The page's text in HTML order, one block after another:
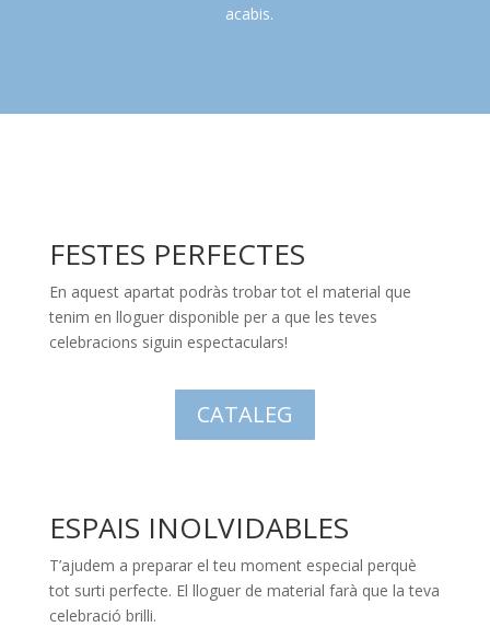
acabis.
FESTES PERFECTES
En aquest apartat podràs trobar tot el material que
tenim en lloguer disponible per a que les teves
celebracions siguin espectaculars!
CATALEG
ESPAIS INOLVIDABLES
T’ajudem a preparar el teu moment especial perquè
tot surti perfecte. El lloguer de material farà que la teva
celebració brilli.